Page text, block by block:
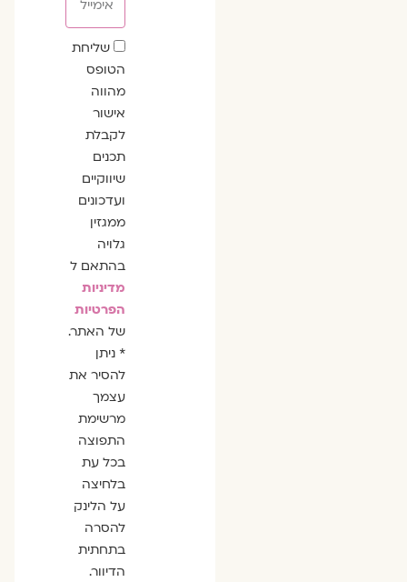
שדה
הסכמה
שליחת
הטופס
מהווה
אישור
לקבלת
תכנים
שיווקיים
ועדכונים
ממגזין
גלויה
בהתאם ל
מדיניות
הפרטיות
של האתר.
* ניתן
להסיר את
עצמך
מרשימת
התפוצה
בכל עת
בלחיצה
על הלינק
להסרה
בתחתית
הדיוור.